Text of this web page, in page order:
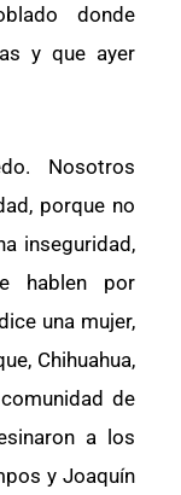
donde
y que ayer
Nosotros
porque no
inseguridad,
hablen por
una mujer,
Chihuahua,
de
a los
y Joaquín